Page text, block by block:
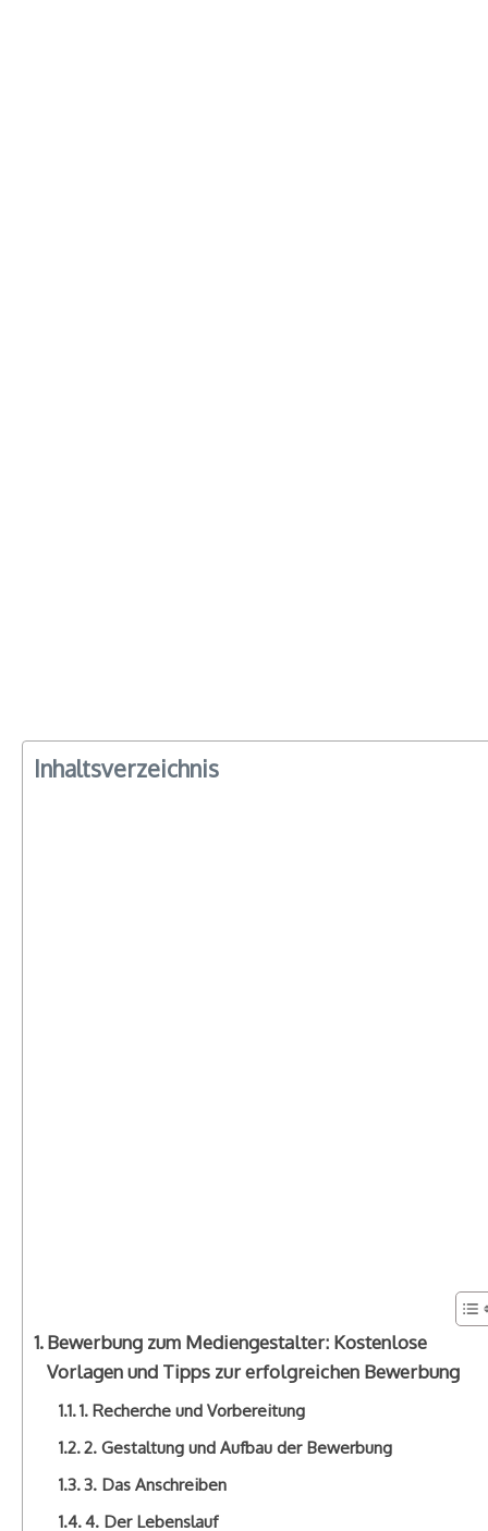
Inhaltsverzeichnis
Bewerbung zum Mediengestalter: Kostenlose
Vorlagen und Tipps zur erfolgreichen Bewerbung
1. Recherche und Vorbereitung
2. Gestaltung und Aufbau der Bewerbung
3. Das Anschreiben
4. Der Lebenslauf